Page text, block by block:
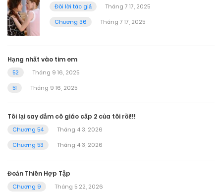
Đôi lời tác giả
Tháng 7 17, 2025
Chương 36
Tháng 7 17, 2025
Hạng nhất vào tim em
52
Tháng 9 16, 2025
51
Tháng 9 16, 2025
Tôi lại say đắm cô giáo cấp 2 của tôi rồi!!!
Chương 54
Tháng 4 3, 2026
Chương 53
Tháng 4 3, 2026
Đoản Thiên Hợp Tập
Chương 9
Tháng 5 22, 2026